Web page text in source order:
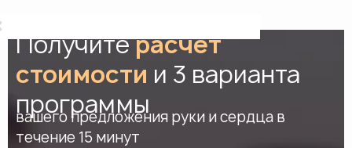
Получитерасчет
стоимости и 3 варианта
программы
вашего предложения руки и сердца в
течение 15 минут